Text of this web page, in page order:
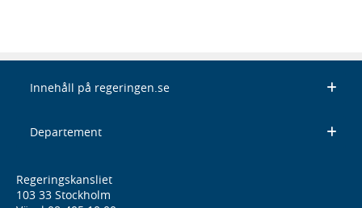
Innehåll på regeringen.se
Departement
Regeringskansliet
103 33 Stockholm